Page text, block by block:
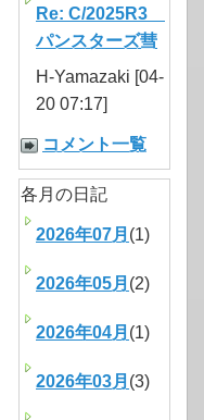
Re: C/2025R3
パンスターズ彗
H-Yamazaki [04-
20 07:17]
コメント一覧
各月の日記
2026年07月 (1)
2026年05月 (2)
2026年04月 (1)
2026年03月 (3)